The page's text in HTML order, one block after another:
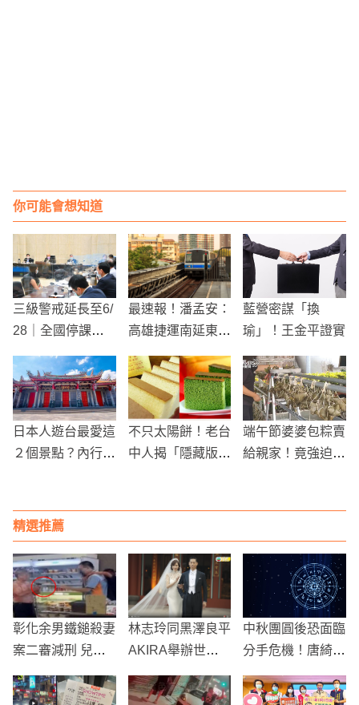
你可能會想知道
三級警戒延長至6/
28｜全國停課至
最速報！潘孟安：
高雄捷運南延東港
藍營密謀「換
瑜」！王金平證實
日本人遊台最愛這
２個景點？內行網
不只太陽餅！老台
中人揭「隱藏版名
端午節婆婆包粽賣
給親家！竟強迫媳
精選推薦
彰化余男鐵鎚殺妻
案二審減刑 兒子
林志玲同黑澤良平
AKIRA舉辦世紀
中秋團圓後恐面臨
分手危機！唐綺陽
小心